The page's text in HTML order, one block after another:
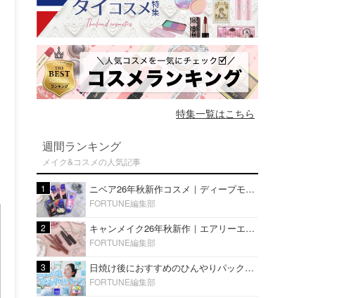
特集一覧はこちら
週間ランキング
メイク&コスメの人気記事
1 ニベア26年秋新作コスメ｜ディープモイスチャーリップの美容液タイプや2in1ボディクリームスクラブも
FORTUNE編集部
2 キャンメイク26年秋新作｜エアリーエクステンションライナー＆カールスナイパーマスカラ新色をレビュー
FORTUNE編集部
3 日焼け後におすすめのひんやりパック14選｜暑い夏にぴったりな冷凍／鎮静／うるおいチャージマスクを紹介
FORTUNE編集部